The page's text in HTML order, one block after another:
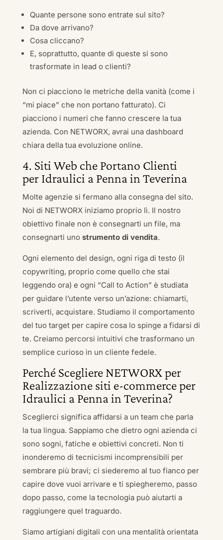
Quante persone sono entrate sul sito?
Da dove arrivano?
Cosa cliccano?
E, soprattutto, quante di queste si sono
trasformate in lead o clienti?
Non ci piacciono le metriche della vanità (come i
“mi piace” che non portano fatturato). Ci
piacciono i numeri che fanno crescere la tua
azienda. Con NETWORX, avrai una dashboard
chiara della tua evoluzione online.
4. Siti Web che Portano Clienti
per Idraulici a Penna in Teverina
Molte agenzie si fermano alla consegna del sito.
Noi di NETWORX iniziamo proprio lì. Il nostro
obiettivo finale non è consegnarti un file, ma
consegnarti uno strumento di vendita.
Ogni elemento del design, ogni riga di testo (il
copywriting, proprio come quello che stai
leggendo ora) e ogni “Call to Action” è studiata
per guidare l’utente verso un’azione: chiamarti,
scriverti, acquistare. Studiamo il comportamento
del tuo target per capire cosa lo spinge a fidarsi di
te. Creiamo percorsi intuitivi che trasformano un
semplice curioso in un cliente fedele.
Perché Scegliere NETWORX per
Realizzazione siti e-commerce per
Idraulici a Penna in Teverina?
Sceglierci significa affidarsi a un team che parla
la tua lingua. Sappiamo che dietro ogni azienda ci
sono sogni, fatiche e obiettivi concreti. Non ti
inonderemo di tecnicismi incomprensibili per
sembrare più bravi; ci siederemo al tuo fianco per
capire dove vuoi arrivare e ti spiegheremo, passo
dopo passo, come la tecnologia può aiutarti a
raggiungere quel traguardo.
Siamo artigiani digitali con una mentalità orientata